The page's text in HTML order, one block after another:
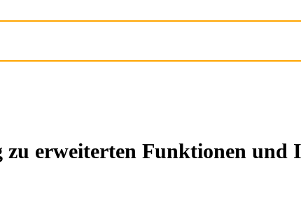
zu erweiterten Funktionen und